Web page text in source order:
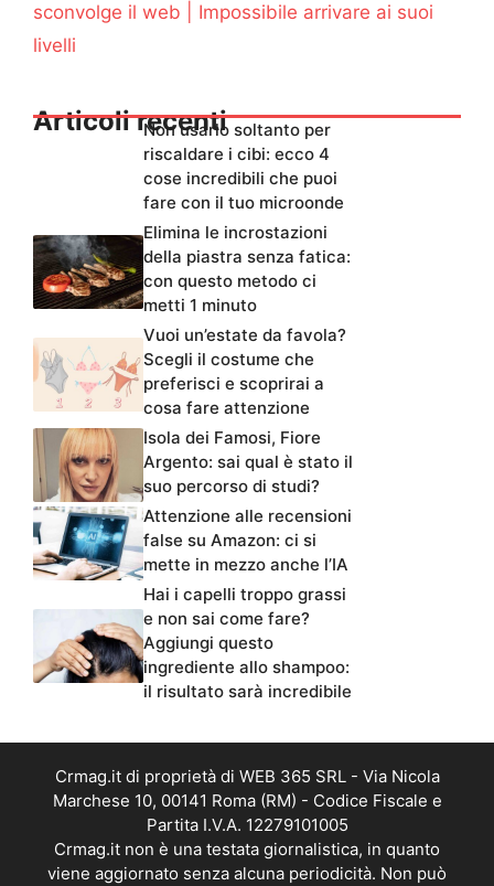
sconvolge il web | Impossibile arrivare ai suoi
livelli
Articoli recentiNon usarlo soltanto per
riscaldare i cibi: ecco 4
cose incredibili che puoi
fare con il tuo microonde
Elimina le incrostazioni
della piastra senza fatica:
con questo metodo ci
metti 1 minuto
Vuoi un’estate da favola?
Scegli il costume che
preferisci e scoprirai a
cosa fare attenzione
Isola dei Famosi, Fiore
Argento: sai qual è stato il
suo percorso di studi?
Attenzione alle recensioni
false su Amazon: ci si
mette in mezzo anche l’IA
Hai i capelli troppo grassi
e non sai come fare?
Aggiungi questo
ingrediente allo shampoo:
il risultato sarà incredibile
Crmag.it di proprietà di WEB 365 SRL - Via Nicola
Marchese 10, 00141 Roma (RM) - Codice Fiscale e
Partita I.V.A. 12279101005
Crmag.it non è una testata giornalistica, in quanto
viene aggiornato senza alcuna periodicità. Non può